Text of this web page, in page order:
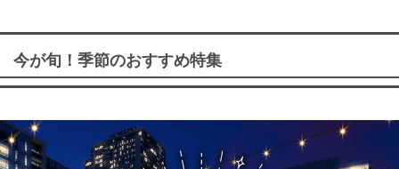
今が旬！季節のおすすめ特集